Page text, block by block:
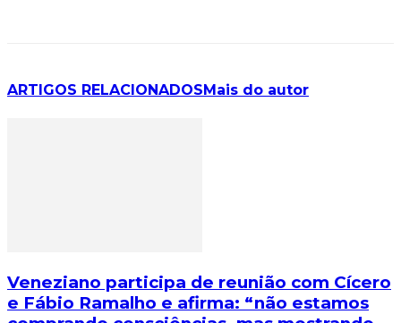
ARTIGOS RELACIONADOS Mais do autor
Veneziano participa de reunião com Cícero
e Fábio Ramalho e afirma: “não estamos